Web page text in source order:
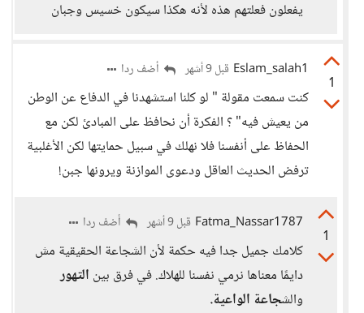
يفعلون فعلتهم هذه لأنه هكذا سيكون خسيس وجبان
1
Eslam_salah1 قبل 9 أشهر أضف ردا
كنت سمعت مقولة " لو كلنا استشهدنا في الدفاع عن الوطن
من يعيش فيه" ؟ الفكرة أن نحافظ على المبادئ لكن مع
الحفاظ على أنفسنا فلا نهلك في سبيل حمايتها لكن الأغلبية
ترفض الحديث العاقل ودعوى الموازنة ويرونها جبن!
1
Fatma_Nassar1787 قبل 9 أشهر أضف ردا
كلامك جميل جدا فيه حكمة لأن الشجاعة الحقيقية مش
دايمًا معناها نرمي نفسنا للهلاك. في فرق بين التهور
والشجاعة الواعية.